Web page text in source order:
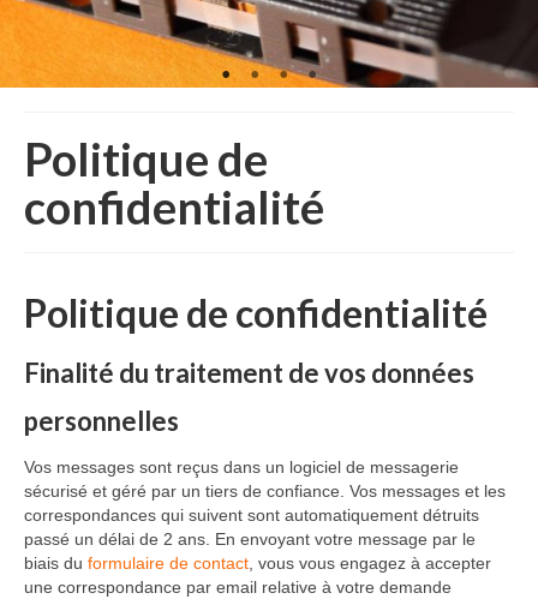
Politique de
confidentialité
Politique de confidentialité
Finalité du traitement de vos données
personnelles
Vos messages sont reçus dans un logiciel de messagerie
sécurisé et géré par un tiers de confiance. Vos messages et les
correspondances qui suivent sont automatiquement détruits
passé un délai de 2 ans. En envoyant votre message par le
biais du formulaire de contact, vous vous engagez à accepter
une correspondance par email relative à votre demande